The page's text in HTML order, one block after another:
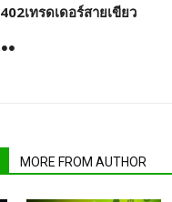
402เทรดเดอร์สายเขียว
MORE FROM AUTHOR